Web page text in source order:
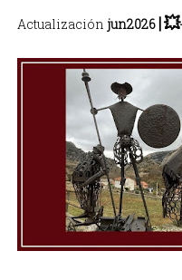
Actualización jun2026|💥